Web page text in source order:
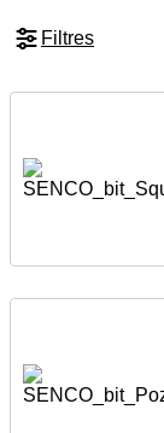
Filtres